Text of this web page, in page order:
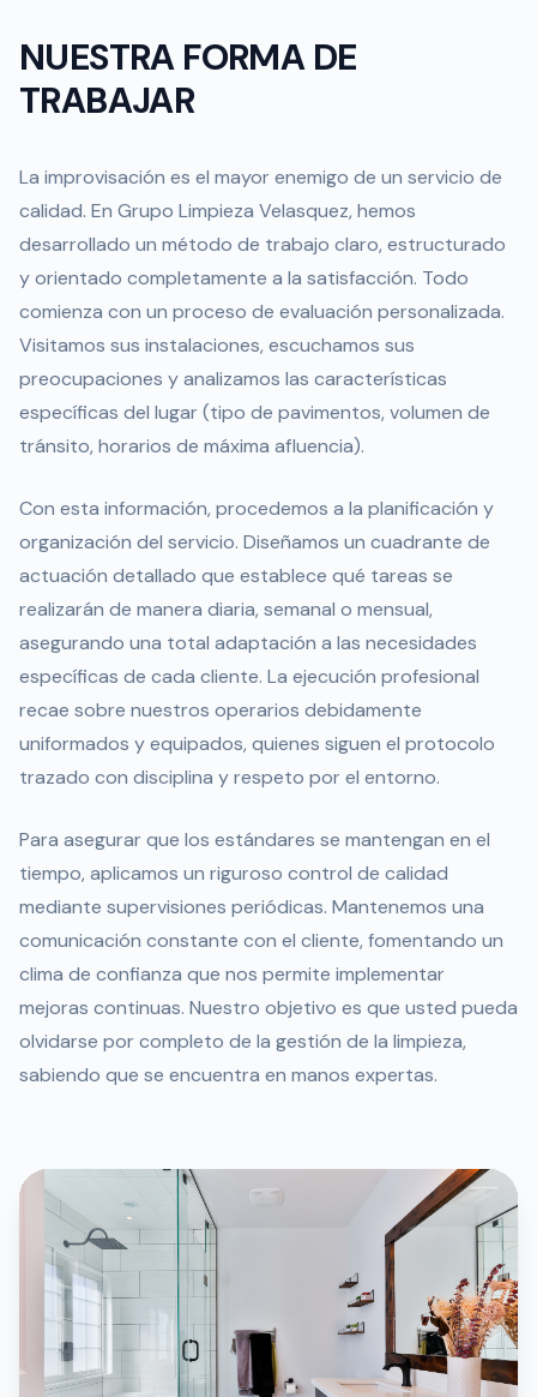
NUESTRA FORMA DE
TRABAJAR
La improvisación es el mayor enemigo de un servicio de
calidad. En Grupo Limpieza Velasquez, hemos
desarrollado un método de trabajo claro, estructurado
y orientado completamente a la satisfacción. Todo
comienza con un proceso de evaluación personalizada.
Visitamos sus instalaciones, escuchamos sus
preocupaciones y analizamos las características
específicas del lugar (tipo de pavimentos, volumen de
tránsito, horarios de máxima afluencia).
Con esta información, procedemos a la planificación y
organización del servicio. Diseñamos un cuadrante de
actuación detallado que establece qué tareas se
realizarán de manera diaria, semanal o mensual,
asegurando una total adaptación a las necesidades
específicas de cada cliente. La ejecución profesional
recae sobre nuestros operarios debidamente
uniformados y equipados, quienes siguen el protocolo
trazado con disciplina y respeto por el entorno.
Para asegurar que los estándares se mantengan en el
tiempo, aplicamos un riguroso control de calidad
mediante supervisiones periódicas. Mantenemos una
comunicación constante con el cliente, fomentando un
clima de confianza que nos permite implementar
mejoras continuas. Nuestro objetivo es que usted pueda
olvidarse por completo de la gestión de la limpieza,
sabiendo que se encuentra en manos expertas.